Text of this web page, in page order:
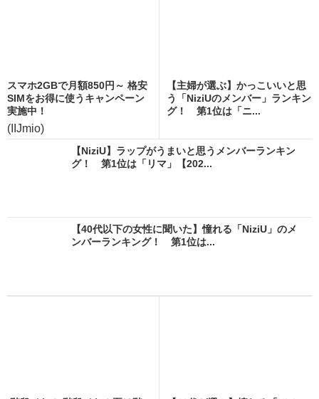
スマホ2GBで月額850円～ 格安
SIMをお得に使うキャンペーン
実施中！
(IIJmio)
【主婦が選ぶ】かっこいいと思
う「NiziUのメンバー」ランキン
グ！ 第1位は「ニ...
【NiziU】ラップがうまいと思うメンバーランキン
グ！ 第1位は「リマ」【202...
【40代以下の女性に聞いた】憧れる「NiziU」のメ
ンバーランキング！ 第1位は...